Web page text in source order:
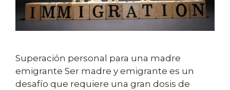
Superación personal para una madre
emigrante Ser madre y emigrante es un
desafío que requiere una gran dosis de